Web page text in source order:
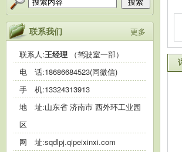
搜索
更多
联系我们
联系人:王经理 （驾驶室一部）
电 话:18686684523(同微信)
手 机:13324313913
地 址:山东省 济南市 西外环工业园
区
网 址:sqdlpj.qipeixinxi.com